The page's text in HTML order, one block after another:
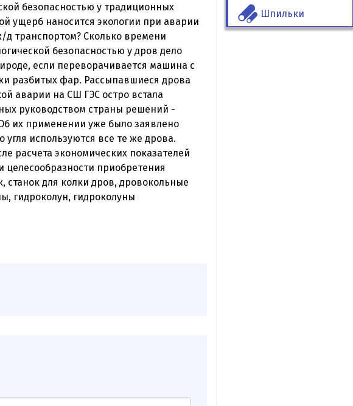
безопасностью у традиционных
ущерб наносится экологии при аварии
транспортом? Сколько времени
безопасностью у дров дело
если переворачивается машина с
разбитых фар. Рассыпавшиеся дрова
аварии на СШ ГЭС остро встала
руководством страны решений -
их применении уже было заявлено
используются все те же дрова.
расчета экономических показателей
целесообразности приобретения
станок для колки дров, дровокольные
гидроколун, гидроколуны
Шпильки